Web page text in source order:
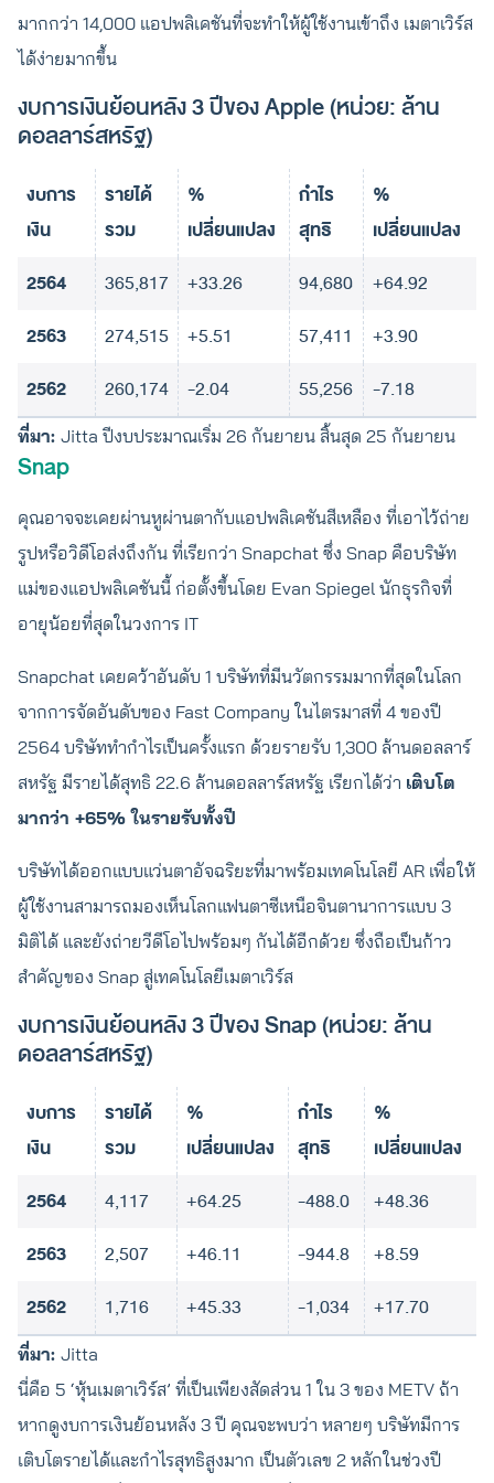
มากกว่า 14,000 แอปพลิเคชันที่จะทำให้ผู้ใช้งานเข้าถึง เมตาเวิร์ส
ได้ง่ายมากขึ้น
งบการเงินย้อนหลัง 3 ปีของ Apple (หน่วย: ล้าน
ดอลลาร์สหรัฐ)
งบการ
เงิน
รายได้
รวม
%
เปลี่ยนแปลง
กำไร
สุทธิ
%
เปลี่ยนแปลง
2564
365,817 +33.26 94,680 +64.92
2563 274,515 +5.51 57,411 +3.90
2562 260,174 -2.04 55,256 -7.18
ที่มา: Jitta ปีงบประมาณเริ่ม 26 กันยายน สิ้นสุด 25 กันยายน
Snap
คุณอาจจะเคยผ่านหูผ่านตากับแอปพลิเคชันสีเหลือง ที่เอาไว้ถ่าย
รูปหรือวิดีโอส่งถึงกัน ที่เรียกว่า Snapchat ซึ่ง Snap คือบริษัท
แม่ของแอปพลิเคชันนี้ ก่อตั้งขึ้นโดย Evan Spiegel นักธุรกิจที่
อายุน้อยที่สุดในวงการ IT
Snapchat เคยคว้าอันดับ 1 บริษัทที่มีนวัตกรรมมากที่สุดในโลก
จากการจัดอันดับของ Fast Company ในไตรมาสที่ 4 ของปี
2564 บริษัททำกำไรเป็นครั้งแรก ด้วยรายรับ 1,300 ล้านดอลลาร์
สหรัฐ มีรายได้สุทธิ 22.6 ล้านดอลลาร์สหรัฐ เรียกได้ว่า เติบโต
มากว่า +65% ในรายรับทั้งปี
บริษัทได้ออกแบบแว่นตาอัจฉริยะที่มาพร้อมเทคโนโลยี AR เพื่อให้
ผู้ใช้งานสามารถมองเห็นโลกแฟนตาซีเหนือจินตานาการแบบ 3
มิติได้ และยังถ่ายวีดีโอไปพร้อมๆ กันได้อีกด้วย ซึ่งถือเป็นก้าว
สำคัญของ Snap สู่เทคโนโลยีเมตาเวิร์ส
งบการเงินย้อนหลัง 3 ปีของ Snap (หน่วย: ล้าน
ดอลลาร์สหรัฐ)
งบการ
เงิน
รายได้
รวม
%
เปลี่ยนแปลง
กำไร
สุทธิ
%
เปลี่ยนแปลง
2564
4,117 +64.25 -488.0 +48.36
2563 2,507 +46.11 -944.8 +8.59
2562 1,716 +45.33 -1,034 +17.70
ที่มา: Jitta
นี่คือ 5 ‘หุ้นเมตาเวิร์ส’ ที่เป็นเพียงสัดส่วน 1 ใน 3 ของ METV ถ้า
หากดูงบการเงินย้อนหลัง 3 ปี คุณจะพบว่า หลายๆ บริษัทมีการ
เติบโตรายได้และกำไรสุทธิสูงมาก เป็นตัวเลข 2 หลักในช่วงปี